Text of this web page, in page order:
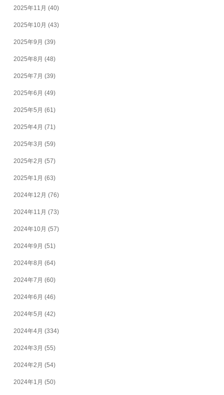
2025年11月 (40)
2025年10月 (43)
2025年9月 (39)
2025年8月 (48)
2025年7月 (39)
2025年6月 (49)
2025年5月 (61)
2025年4月 (71)
2025年3月 (59)
2025年2月 (57)
2025年1月 (63)
2024年12月 (76)
2024年11月 (73)
2024年10月 (57)
2024年9月 (51)
2024年8月 (64)
2024年7月 (60)
2024年6月 (46)
2024年5月 (42)
2024年4月 (334)
2024年3月 (55)
2024年2月 (54)
2024年1月 (50)